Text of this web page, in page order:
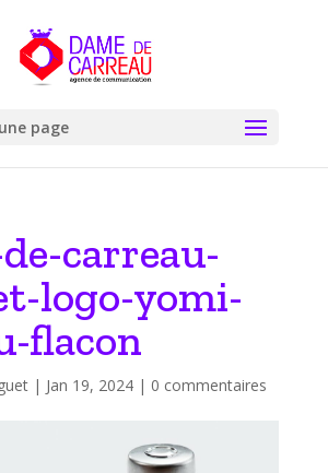
page
carreau-
logo-yomi-
flacon
| Jan 19, 2024| 0 commentaires